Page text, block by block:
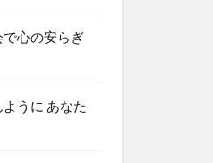
で心の安らぎ
うに あなた